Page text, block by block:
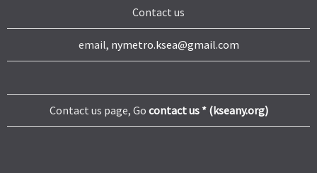
Contact us
email, nymetro.ksea@gmail.com
Contact us page, Go contact us * (kseany.org)